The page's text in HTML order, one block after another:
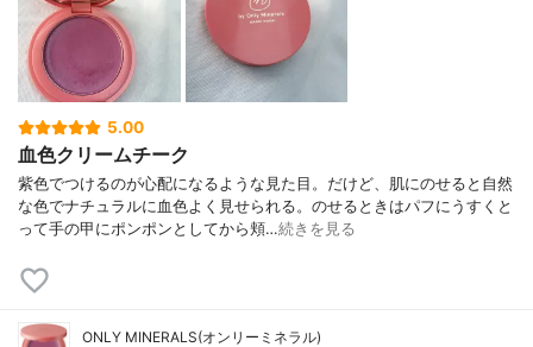
5.00
血色クリームチーク
紫色でつけるのが心配になるような見た目。だけど、肌にのせると自然
な色でナチュラルに血色よく見せられる。のせるときはパフにうすくと
って手の甲にポンポンとしてから頬…続きを見る
ONLY MINERALS(オンリーミネラル)